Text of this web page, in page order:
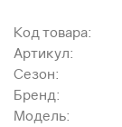
Код товара:
Артикул:
Сезон:
Бренд:
Модель: